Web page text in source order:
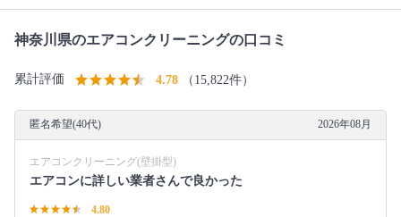
神奈川県のエアコンクリーニングの口コミ
累計評価 4.78 （15,822件）
匿名希望(40代) 2026年08月
エアコンクリーニング(壁掛型)
エアコンに詳しい業者さんで良かった
4.80